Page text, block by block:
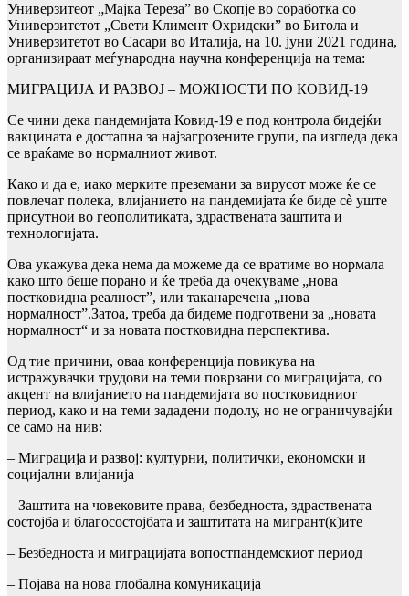
Универзитеот „Мајка Тереза” во Скопје во соработка со
Универзитетот „Свети Климент Охридски” во Битола и
Универзитетот во Сасари во Италија, на 10. јуни 2021 година,
организираат меѓународна научна конференција на тема:
МИГРАЦИЈА И РАЗВОЈ – МОЖНОСТИ ПО КОВИД-19
Се чини дека пандемијата Ковид-19 е под контрола бидејќи
вакцината е достапна за најзагрозените групи, па изгледа дека
се враќаме во нормалниот живот.
Како и да е, иако мерките преземани за вирусот може ќе се
повлечат полека, влијанието на пандемијата ќе биде сè уште
присутнои во геополитиката, здраствената заштита и
технологијата.
Ова укажува дека нема да можеме да се вратиме во нормала
како што беше порано и ќе треба да очекуваме „нова
постковидна реалност”, или таканаречена „нова
нормалност”.Затоа, треба да бидеме подготвени за „новата
нормалност“ и за новата постковидна перспектива.
Од тие причини, оваа конференција повикува на
истражувачки трудови на теми поврзани со миграцијата, со
акцент на влијаниeто на пандемијата во постковидниот
период, како и на теми зададени подолу, но не ограничувајќи
се само на нив:
– Миграција и развој: културни, политички, економски и
социјални влијанија
– Заштита на човековите права, безбедноста, здраствената
состојба и благосостојбата и заштитата на мигрант(к)ите
– Безбедноста и миграцијата вопостпандемскиот период
– Појава на нова глобална комуникација